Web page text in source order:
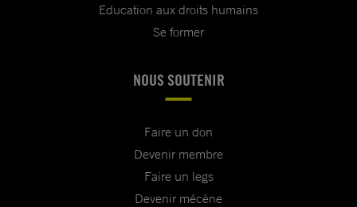
Education aux droits humains
Se former
NOUS SOUTENIR
Faire un don
Devenir membre
Faire un legs
Devenir mécène